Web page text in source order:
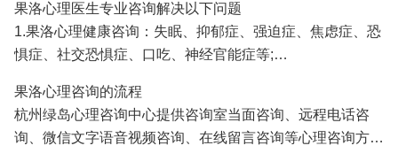
和大量成功案例,是您寻找果洛心理医生专家和果洛心理咨
询医院/心理咨询机构的理想选择！
果洛心理医生专业咨询解决以下问题
1.果洛心理健康咨询：失眠、抑郁症、强迫症、焦虑症、恐
惧症、社交恐惧症、口吃、神经官能症等;
人、挽救婚姻、感情修复、情感咨询等;
3.果洛青少年心理咨询：孩子厌学、沉迷游戏、叛逆、早
恋、学习压力、考试焦虑、交往障碍、家庭教育咨询等;
果洛心理咨询的流程
杭州绿岛心理咨询中心提供咨询室当面咨询、远程电话咨
询、微信文字语音视频咨询、在线留言咨询等心理咨询方